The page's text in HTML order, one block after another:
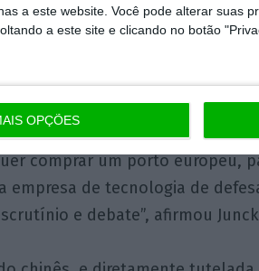
a este website. Você pode alterar suas
a este site e clicando no botão
OPÇÕES
passado,o presidente da
que avalia os
destinada à China.
comprar um porto europeu,
de tecnologia de
e debate”, afirmou